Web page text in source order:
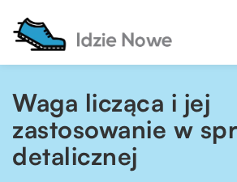
Waga licząca i jej
zastosowanie w
detalicznej